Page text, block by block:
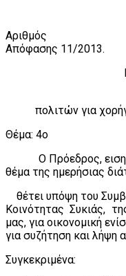
Αριθμός
Απόφασης 11/2013.
πολιτών για
Θέμα: 4ο
Ο Πρόεδρος,
θέμα της ημερήσιας
θέτει υπόψη του
Κοινότητας Συκιάς,
μας, για οικονομική
για συζήτηση και λήψη
Συγκεκριμένα: